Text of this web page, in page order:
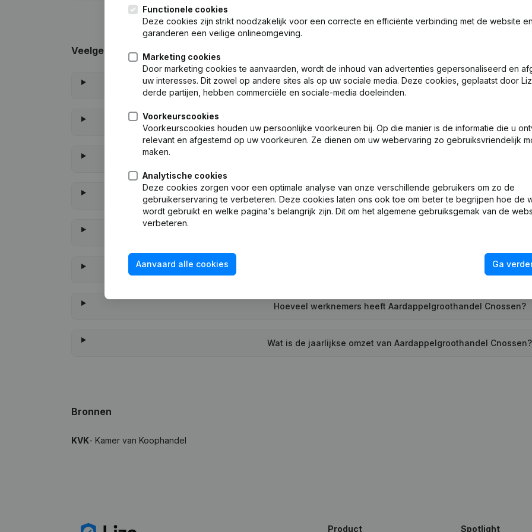
Veelgestelde vragen
Wat is het KVK-nummer van Aardappelgroothandel Cnossen?
Wanneer werd Aardappelgroothandel Cnossen opgericht?
Wanneer heeft Aardappelgroothandel Cnossen voor het laatst een
Hoeveel werknemers heeft Aardappelgroothandel Cnossen?
Wat is de jaarlijkse omzet van Aardappelgroothandel Cnossen?
Bronnen
KVK- Kamer van Koophandel
Functionele cookies
Deze cookies zijn strikt noodzakelijk voor een correcte en efficiënte verbinding met de website en
garanderen een veilige onlineomgeving.
Marketing cookies
Door marketing cookies te aanvaarden, wordt de inhoud van advertenties gepersonaliseerd en
uw interesses. Dit zowel op andere sites als op uw sociale media. Deze cookies, geplaatst door
derde partijen, hebben commerciële en sociale-media doeleinden.
Voorkeurscookies
Voorkeurscookies houden uw persoonlijke voorkeuren bij. Op die manier is de informatie die u
relevant en afgestemd op uw voorkeuren. Ze dienen om uw webervaring zo gebruiksvriendelijk
maken.
Analytische cookies
Deze cookies zorgen voor een optimale analyse van onze verschillende gebruikers om zo de
gebruikerservaring te verbeteren. Deze cookies laten ons ook toe om beter te begrijpen hoe de
wordt gebruikt en welke pagina's belangrijk zijn. Dit om het algemene gebruiksgemak van de
verbeteren.
Aanvaard alle cookies Ga
Product Spotlight